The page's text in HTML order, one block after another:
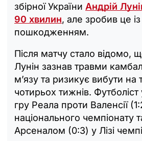
збірної України Андрій
90 хвилин, але зробив це із
пошкодженням.
Після матчу стало відомо,
Лунін зазнав травми
мʼязу та ризикує вибути на
чотирьох тижнів.
гру Реала проти Валенсії
національного чемпіонату
Арсеналом (0:3) у Лізі